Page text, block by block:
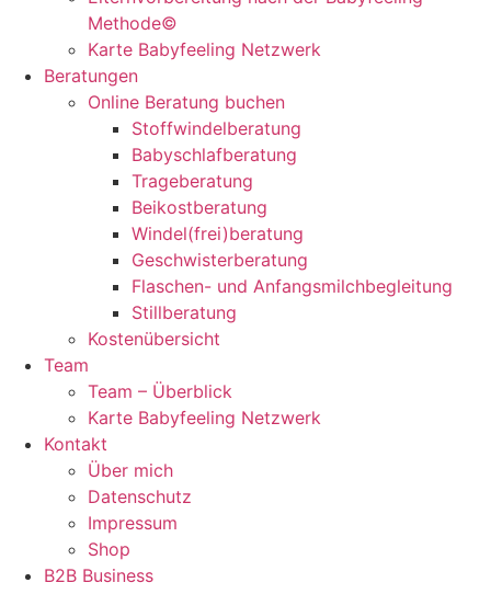
Methode©
Karte Babyfeeling Netzwerk
Beratungen
Online Beratung buchen
Stoffwindelberatung
Babyschlafberatung
Trageberatung
Beikostberatung
Windel(frei)beratung
Geschwisterberatung
Flaschen- und Anfangsmilchbegleitung
Stillberatung
Kostenübersicht
Team
Team – Überblick
Karte Babyfeeling Netzwerk
Kontakt
Über mich
Datenschutz
Impressum
Shop
B2B Business